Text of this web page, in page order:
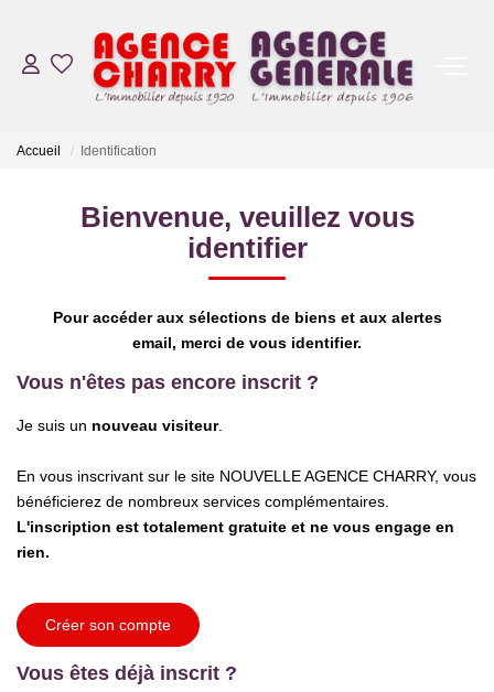
ACHAT
VENDU
NOS AGENCES
CONTACT
Accueil Identification
Bienvenue, veuillez vous
identifier
Pour accéder aux sélections de biens et aux alertes
email, merci de vous identifier.
Vous n'êtes pas encore inscrit ?
Je suis un nouveau visiteur.
En vous inscrivant sur le site NOUVELLE AGENCE CHARRY, vous
bénéficierez de nombreux services complémentaires.
L'inscription est totalement gratuite et ne vous engage en
rien.
Créer son compte
Vous êtes déjà inscrit ?